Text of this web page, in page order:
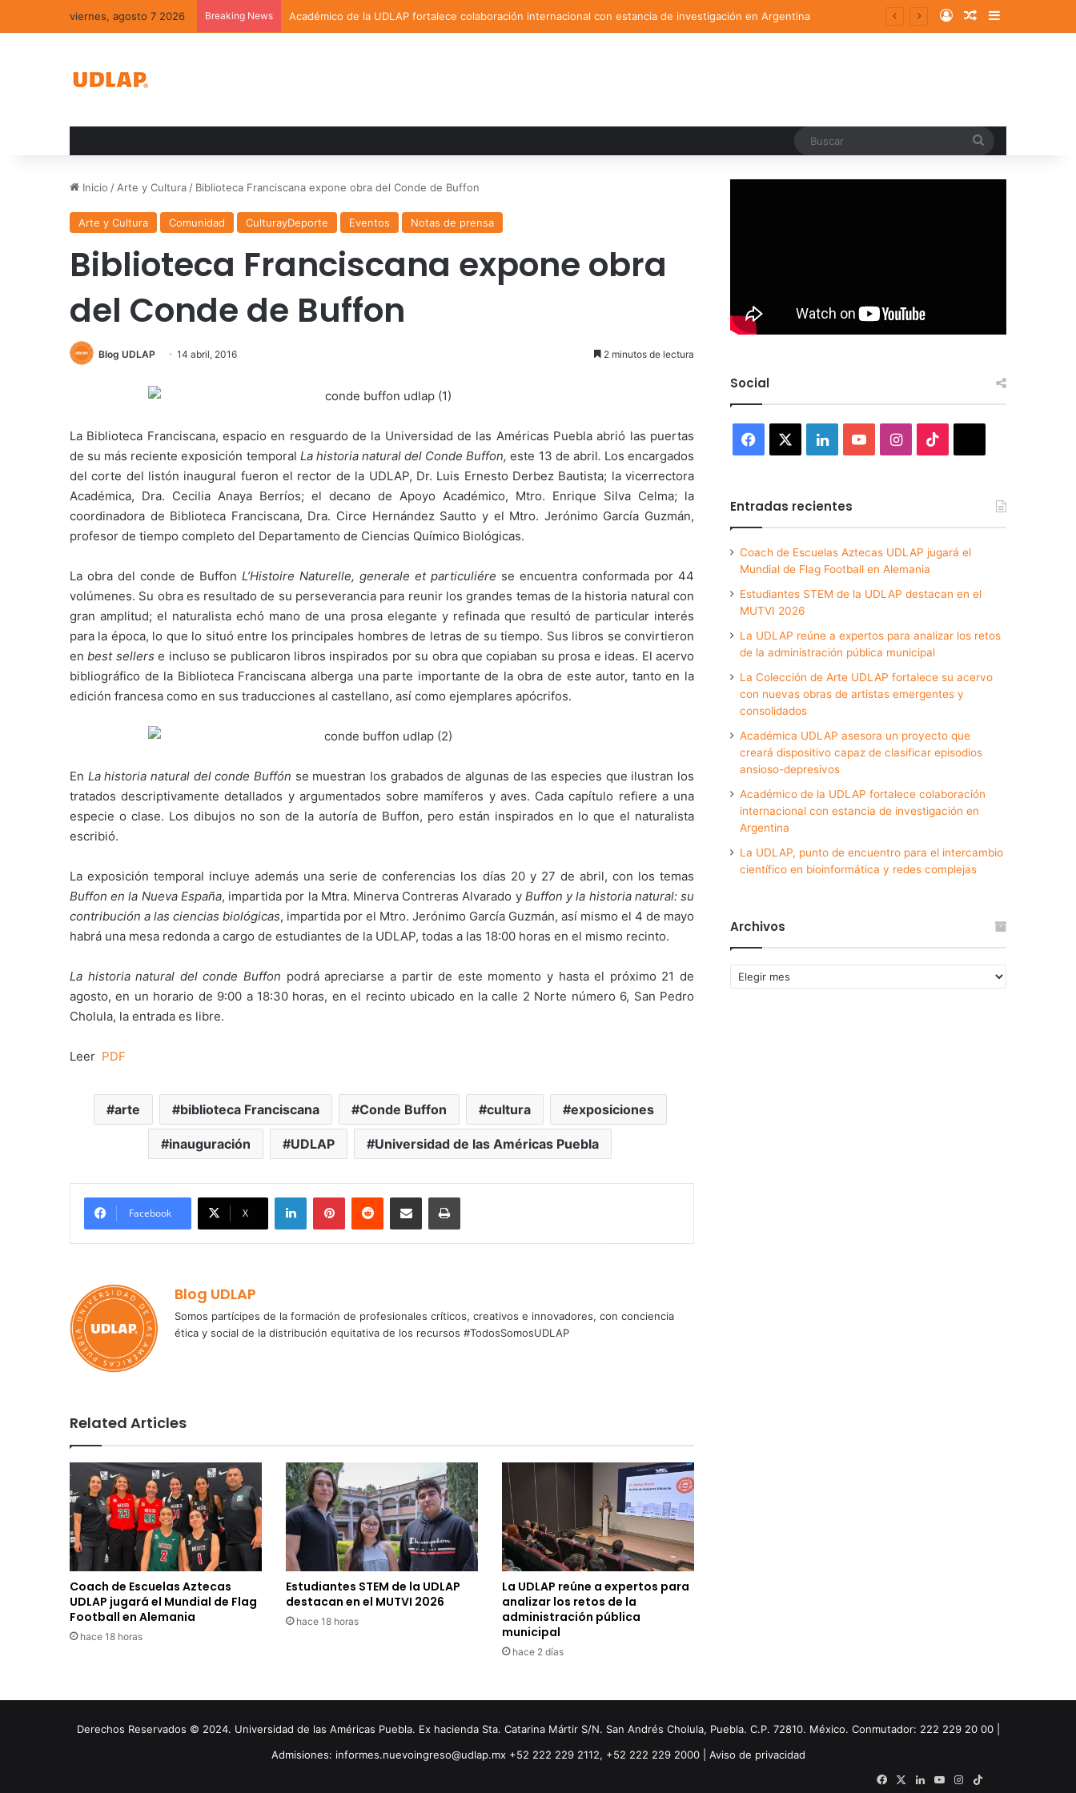
viernes, agosto 7 2026 Breaking News Académico de la UDLAP fortalece colaboración internacional con estancia de investigación en Argentina Log InRandom Article
Sidebar
Inicio / Arte y Cultura / Biblioteca Franciscana expone obra del Conde de Buffon
Arte y Cultura Comunidad CulturayDeporte Eventos Notas de prensa
Biblioteca Franciscana expone obra
del Conde de Buffon
Blog UDLAP 14 abril, 2016 2 minutos de lectura
La Biblioteca Franciscana, espacio en resguardo de la Universidad de las Américas Puebla abrió las puertas
de su más reciente exposición temporal La historia natural del Conde Buffon,este 13 de abril. Los encargados
del corte del listón inaugural fueron el rector de la UDLAP, Dr. Luis Ernesto Derbez Bautista; la vicerrectora
Académica, Dra. Cecilia Anaya Berríos; el decano de Apoyo Académico, Mtro. Enrique Silva Celma; la
coordinadora de Biblioteca Franciscana, Dra. Circe Hernández Sautto y el Mtro. Jerónimo García Guzmán,
profesor de tiempo completo del Departamento de Ciencias Químico Biológicas.
La obra del conde de Buffon L’Histoire Naturelle, generale et particuliére se encuentra conformada por 44
volúmenes. Su obra es resultado de su perseverancia para reunir los grandes temas de la historia natural con
gran amplitud; el naturalista echó mano de una prosa elegante y refinada que resultó de particular interés
para la época, lo que lo situó entre los principales hombres de letras de su tiempo. Sus libros se convirtieron
enbest sellerse incluso se publicaron libros inspirados por su obra que copiaban su prosa e ideas. El acervo
bibliográfico de la Biblioteca Franciscana alberga una parte importante de la obra de este autor, tanto en la
edición francesa como en sus traducciones al castellano, así como ejemplares apócrifos.
En La historia natural del conde Buffón se muestran los grabados de algunas de las especies que ilustran los
tratados descriptivamente detallados y argumentados sobre mamíferos y aves. Cada capítulo refiere a una
especie o clase. Los dibujos no son de la autoría de Buffon, pero están inspirados en lo que el naturalista
escribió.
La exposición temporal incluye además una serie de conferencias los días 20 y 27 de abril, con los temas
Buffon en la Nueva España, impartida por la Mtra. Minerva Contreras Alvarado y Buffon y la historia natural: su
contribución a las ciencias biológicas, impartida por el Mtro. Jerónimo García Guzmán, así mismo el 4 de mayo
habrá una mesa redonda a cargo de estudiantes de la UDLAP, todas a las 18:00 horas en el mismo recinto.
La historia natural del conde Buffon podrá apreciarse a partir de este momento y hasta el próximo 21 de
agosto, en un horario de 9:00 a 18:30 horas, en el recinto ubicado en la calle 2 Norte número 6, San Pedro
Cholula, la entrada es libre.
Leer PDF
arte biblioteca Franciscana Conde Buffon cultura exposiciones
inauguración UDLAP Universidad de las Américas Puebla
Facebook X
LinkedInPinterestReddit Share via Email Print
Blog UDLAP
Somos partícipes de la formación de profesionales críticos, creativos e innovadores, con conciencia
ética y social de la distribución equitativa de los recursos #TodosSomosUDLAP
Related Articles
Coach de Escuelas Aztecas
UDLAP jugará el Mundial de Flag
Football en Alemania
hace 18 horas
Estudiantes STEM de la UDLAP
destacan en el MUTVI 2026
hace 18 horas
La UDLAP reúne a expertos para
analizar los retos de la
administración pública
municipal
hace 2 días
Social
Facebook LinkedInYouTubeInstagram
Entradas recientes
Coach de Escuelas Aztecas UDLAP jugará el
Mundial de Flag Football en Alemania
Estudiantes STEM de la UDLAP destacan en el
MUTVI 2026
La UDLAP reúne a expertos para analizar los retos
de la administración pública municipal
La Colección de Arte UDLAP fortalece su acervo
con nuevas obras de artistas emergentes y
consolidados
Académica UDLAP asesora un proyecto que
creará dispositivo capaz de clasificar episodios
ansioso-depresivos
Académico de la UDLAP fortalece colaboración
internacional con estancia de investigación en
Argentina
La UDLAP, punto de encuentro para el intercambio
científico en bioinformática y redes complejas
Archivos
Archivos
Derechos Reservados © 2024. Universidad de las Américas Puebla. Ex hacienda Sta. Catarina Mártir S/N. San Andrés Cholula, Puebla. C.P. 72810. México. Conmutador: 222 229 20 00 |
Admisiones: informes.nuevoingreso@udlap.mx +52 222 229 2112, +52 222 229 2000 | Aviso de privacidad
Facebook
X LinkedInYouTubeInstagram
TikTok